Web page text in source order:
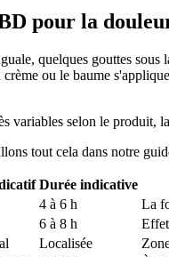
pour la
quelques gouttes
ou le baume
variables selon le
tout cela dans notre
Durée indicative
4 à 6 h
La
6 à 8 h
Localisée